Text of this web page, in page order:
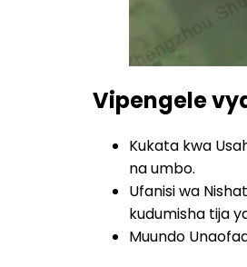
Vipengele
Kukata kwa
na umbo.
Ufanisi wa
kudumisha tija
Muundo